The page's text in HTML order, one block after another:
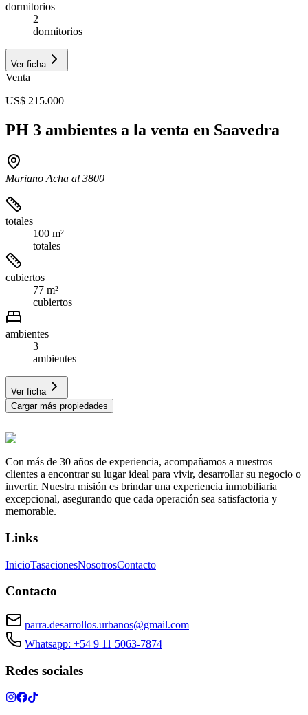
dormitorios
2
dormitorios
Ver ficha
Venta
US$ 215.000
PH 3 ambientes a la venta en Saavedra
Mariano Acha al 3800
totales
100 m²
totales
cubiertos
77 m²
cubiertos
ambientes
3
ambientes
Ver ficha
Cargar más propiedades
Con más de 30 años de experiencia, acompañamos a nuestros
clientes a encontrar su lugar ideal para vivir, desarrollar su negocio o
invertir. Nuestra misión es brindar una experiencia inmobiliaria
excepcional, asegurando que cada operación sea satisfactoria y
memorable.
Links
InicioTasacionesNosotrosContacto
Contacto
parra.desarrollos.urbanos@gmail.com
Whatsapp: +54 9 11 5063-7874
Redes sociales